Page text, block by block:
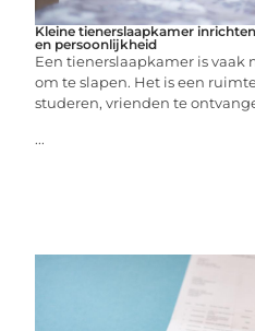
Kleine tienerslaapkamer
en persoonlijkheid
Een tienerslaapkamer is vaak
om te slapen. Het is een
studeren, vrienden te
...